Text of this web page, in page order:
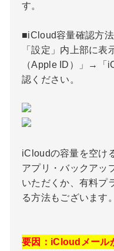
す。
■iCloud容量確認方法
「設定」内上部に表
（Apple ID）」→「
認ください。
iCloudの容量を空け
アプリ・バックアッ
いただくか、有料プ
る方法もございます。
要因：iCloudメール